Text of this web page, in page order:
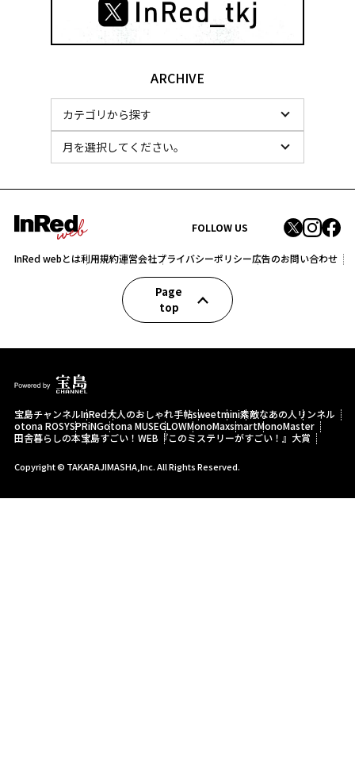
ARCHIVE
FOLLOW US
InRed webとは利用規約運営会社プライバシーポリシー広告のお問い合わせ
Page
top
宝島チャンネルInRed大人のおしゃれ手帖sweetmini素敵なあの人 リンネル
otona ROSYSPRiNGotona MUSEGLOWMonoMaxsmartMonoMaster
田舎暮らしの本宝島すごい！WEB 『このミステリーがすごい！』大賞
Copyright © TAKARAJIMASHA,Inc. All Rights Reserved.